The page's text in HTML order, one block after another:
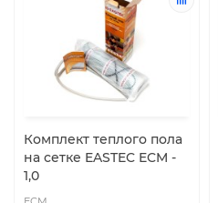
Комплект теплого пола
на сетке EASTEC ECM -
1,0